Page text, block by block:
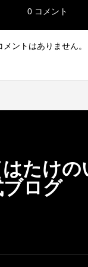
0 コメント
ントはありません。
たけの
ブログ